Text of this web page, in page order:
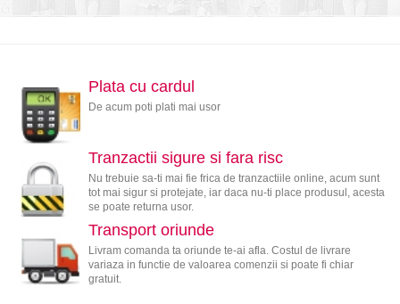
Plata cu cardul
De acum poti plati mai usor
Tranzactii sigure si fara risc
Nu trebuie sa-ti mai fie frica de tranzactiile online, acum sunt
tot mai sigur si protejate, iar daca nu-ti place produsul, acesta
se poate returna usor.
Transport oriunde
Livram comanda ta oriunde te-ai afla. Costul de livrare
variaza in functie de valoarea comenzii si poate fi chiar
gratuit.